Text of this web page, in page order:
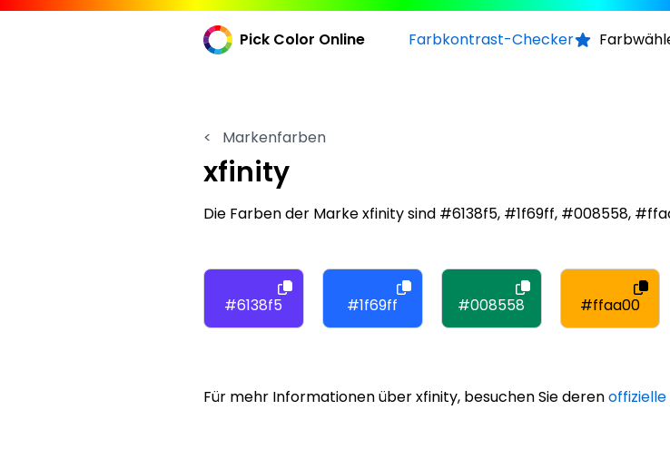
Pick Color Online Farbkontrast-Checker
< Markenfarben
xfinity
Die Farben der Marke xfinity sind #6138f5, #1f69ff, #008558,
#6138f5 #1f69ff #008558 #ffaa00
Für mehr Informationen über xfinity, besuchen Sie deren